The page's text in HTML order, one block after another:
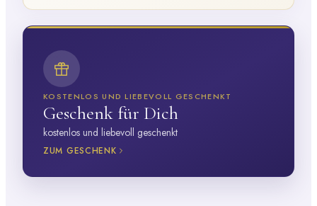
KOSTENLOS UND LIEBEVOLL GESCHENKT
Geschenk für Dich
kostenlos und liebevoll geschenkt
ZUM GESCHENK